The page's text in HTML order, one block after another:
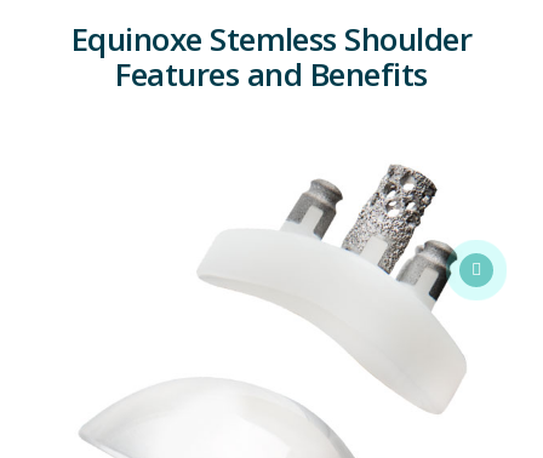
Equinoxe Stemless Shoulder
Features and Benefits